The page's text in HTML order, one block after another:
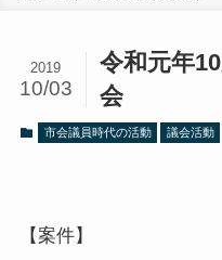
令和元年
会
2019
10/03
市会議員時代の活動 議会活動
【案件】